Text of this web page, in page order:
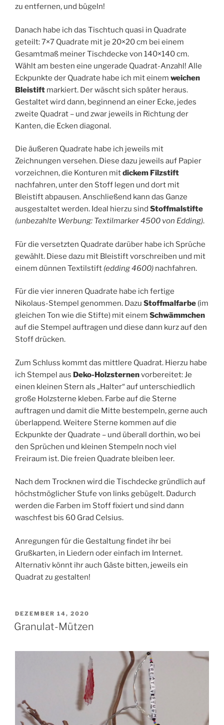
zu entfernen, und bügeln!
Danach habe ich das Tischtuch quasi in Quadrate
geteilt: 7×7 Quadrate mit je 20×20 cm bei einem
Gesamtmaß meiner Tischdecke von 140×140 cm.
Wählt am besten eine ungerade Quadrat-Anzahl! Alle
Eckpunkte der Quadrate habe ich mit einem weichen
Bleistift markiert. Der wäscht sich später heraus.
Gestaltet wird dann, beginnend an einer Ecke, jedes
zweite Quadrat – und zwar jeweils in Richtung der
Kanten, die Ecken diagonal.
Die äußeren Quadrate habe ich jeweils mit
Zeichnungen versehen. Diese dazu jeweils auf Papier
vorzeichnen, die Konturen mitdickem Filzstift
nachfahren, unter den Stoff legen und dort mit
Bleistift abpausen. Anschließend kann das Ganze
ausgestaltet werden. Ideal hierzu sind Stoffmalstifte
(unbezahlte Werbung: Textilmarker 4500 von Edding).
Für die versetzten Quadrate darüber habe ich Sprüche
gewählt. Diese dazu mit Bleistift vorschreiben und mit
einem dünnen Textilstift (edding 4600) nachfahren.
Für die vier inneren Quadrate habe ich fertige
Nikolaus-Stempel genommen. Dazu Stoffmalfarbe (im
gleichen Ton wie die Stifte) mit einem Schwämmchen
auf die Stempel auftragen und diese dann kurz auf den
Stoff drücken.
Zum Schluss kommt das mittlere Quadrat. Hierzu habe
ich Stempel aus Deko-Holzsternenvorbereitet: Je
einen kleinen Stern als „Halter“ auf unterschiedlich
große Holzsterne kleben. Farbe auf die Sterne
auftragen und damit die Mitte bestempeln, gerne auch
überlappend. Weitere Sterne kommen auf die
Eckpunkte der Quadrate – und überall dorthin, wo bei
den Sprüchen und kleinen Stempeln noch viel
Freiraum ist. Die freien Quadrate bleiben leer.
Nach dem Trocknen wird die Tischdecke gründlich auf
höchstmöglicher Stufe von links gebügelt. Dadurch
werden die Farben im Stoff fixiert und sind dann
waschfest bis 60 Grad Celsius.
Anregungen für die Gestaltung findet ihr bei
Grußkarten, in Liedern oder einfach im Internet.
Alternativ könnt ihr auch Gäste bitten, jeweils ein
Quadrat zu gestalten!
VERÖFFENTLICHT
AM
DEZEMBER 14, 2020
Granulat-Mützen